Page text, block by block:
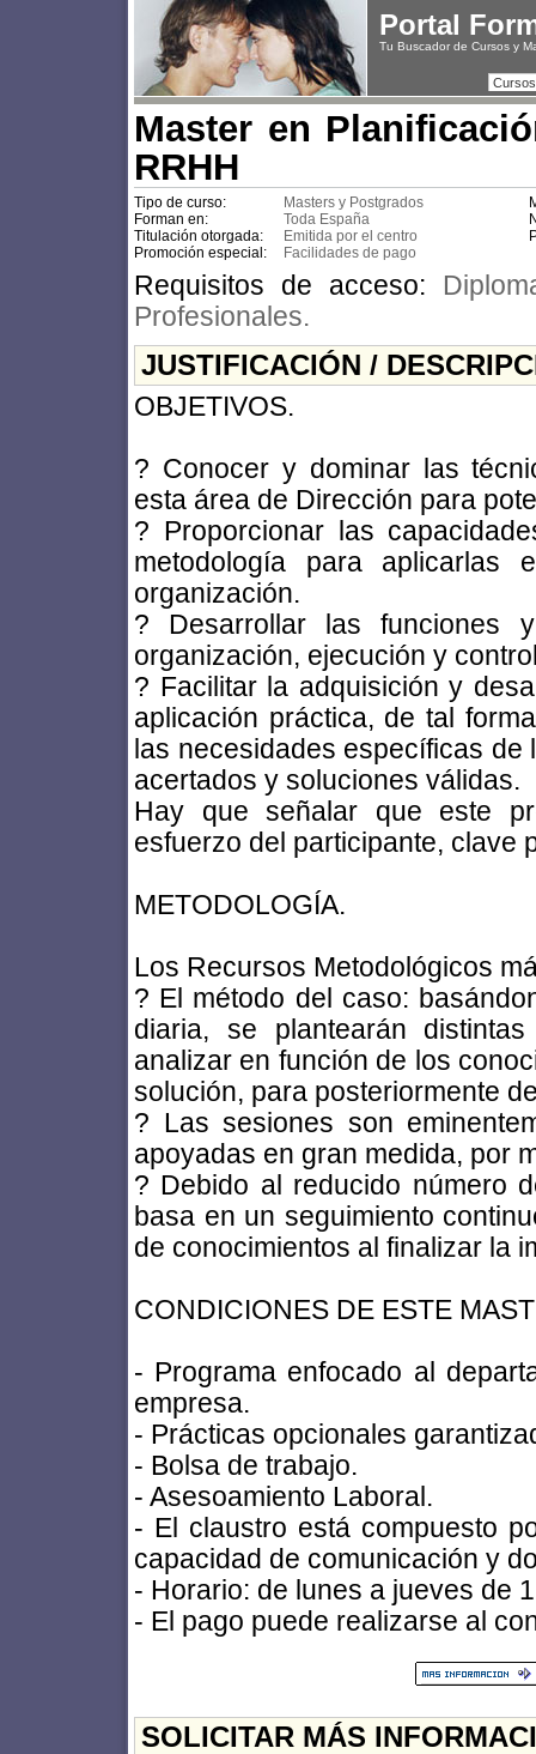
Portal
Tu Buscador de Cursos y
Master en
RRHH
Tipo de curso: Masters y Postgrados
Forman en:
Toda España
Titulación otorgada:
Emitida por el centro
Promoción especial:
Facilidades de pago
Requisitos de acceso:
Profesionales.
JUSTIFICACIÓN /
OBJETIVOS.
? Conocer y dominar las
esta área de Dirección para
? Proporcionar las
metodología para
organización.
? Desarrollar las funciones
organización, ejecución y
? Facilitar la adquisición y
aplicación práctica, de tal
las necesidades específicas
acertados y soluciones válidas.
Hay que señalar que este
esfuerzo del participante, clave
METODOLOGÍA.
Los Recursos Metodológicos
? El método del caso:
diaria, se plantearán
analizar en función de los
solución, para posteriormente
? Las sesiones son
apoyadas en gran medida, por
? Debido al reducido número
basa en un seguimiento
de conocimientos al finalizar la
CONDICIONES DE ESTE
- Programa enfocado al
empresa.
- Prácticas opcionales
- Bolsa de trabajo.
- Asesoamiento Laboral.
- El claustro está compuesto
capacidad de comunicación y
- Horario: de lunes a jueves de
- El pago puede realizarse al
SOLICITAR MÁS